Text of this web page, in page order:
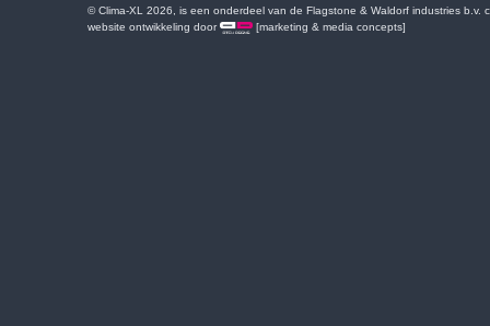
© Clima-XL 2026, is een onderdeel van de Flagstone & Waldorf industries b.v.
website ontwikkeling door
[marketing & media concepts]